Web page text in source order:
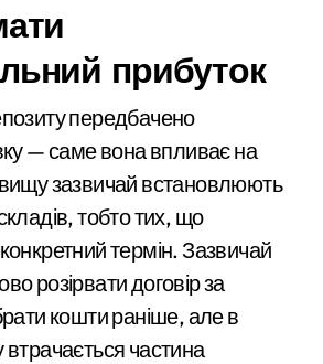
прибуток
передбачено
— саме вона впливає на
зазвичай встановлюють
тобто тих, що
термін. Зазвичай
розірвати договір за
кошти раніше, але в
частина